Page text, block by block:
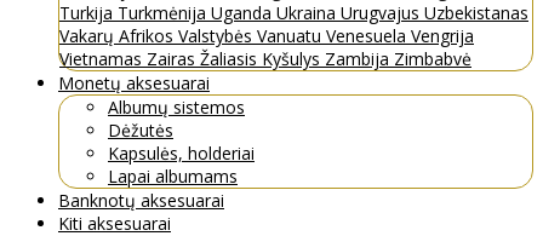
Turkija Turkmėnija Uganda Ukraina Urugvajus Uzbekistanas
Vakarų Afrikos Valstybės Vanuatu Venesuela Vengrija
Vietnamas Zairas Žaliasis Kyšulys Zambija Zimbabvė
Monetų aksesuarai
Albumų sistemos
Dėžutės
Kapsulės, holderiai
Lapai albumams
Banknotų aksesuarai
Kiti aksesuarai